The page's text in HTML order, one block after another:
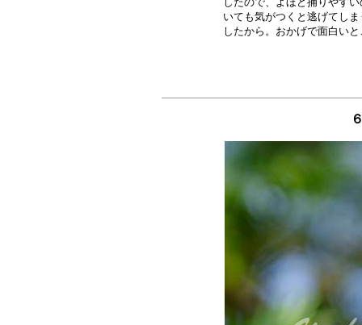
いても気がつくと逃げてし